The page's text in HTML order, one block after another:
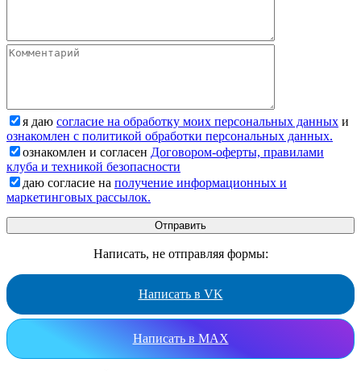
я даю согласие на обработку моих персональных данных и
ознакомлен с политикой обработки персональных данных.
ознакомлен и согласен Договором-оферты, правилами
клуба и техникой безопасности
даю согласие на получение информационных и
маркетинговых рассылок.
Написать, не отправляя формы:
Написать в VK
Написать в MAX